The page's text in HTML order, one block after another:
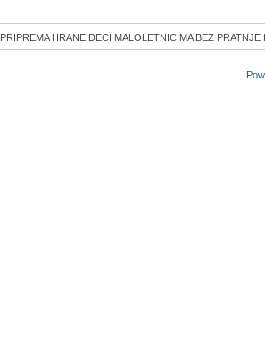
PRIPREMA HRANE DECI MALOLETNICIMA BEZ PRATNJE